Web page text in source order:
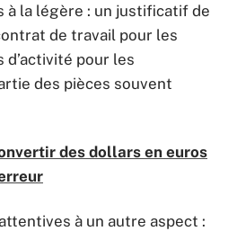
à la légère : un justificatif de
de travail pour les
d’activité pour les
des pièces souvent
des dollars en euros
à un autre aspect :